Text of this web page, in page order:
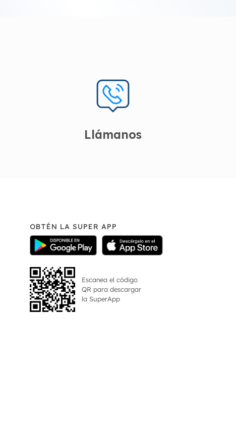
Llámanos
OBTÉN LA SUPER APP
Escanea el código
QR para descargar
la SuperApp